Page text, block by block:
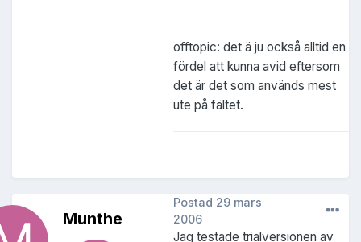
offtopic: det ä ju också alltid en
fördel att kunna avid eftersom
det är det som används mest
ute på fältet.
Munthe
Postad 29 mars
2006
Jag testade trialversionen av